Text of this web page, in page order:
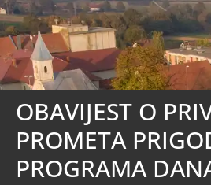
OBAVIJEST O
PROMETA
PROGRAMA